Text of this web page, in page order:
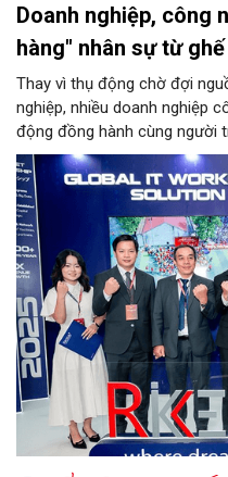
Doanh nghiệp, công
hàng" nhân sự từ
Thay vì thụ động chờ đợi
nghiệp, nhiều doanh nghiệp
động đồng hành cùng người
lời giải mới cho bài toán khát